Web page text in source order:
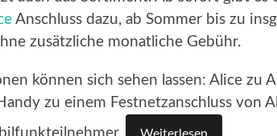
Anschluss dazu, ab Sommer bis zu
zusätzliche monatliche Gebühr.
können sich sehen lassen: Alice zu
zu einem Festnetzanschluss von